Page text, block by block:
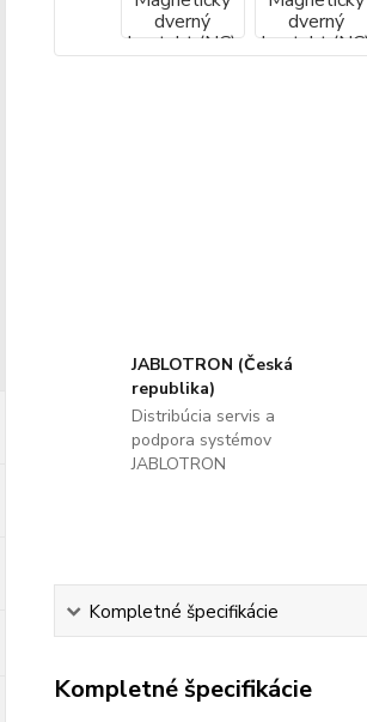
JABLOTRON (Česká
republika)
Distribúcia servis a
podpora systémov
JABLOTRON
Kompletné špecifikácie
Kompletné špecifikácie